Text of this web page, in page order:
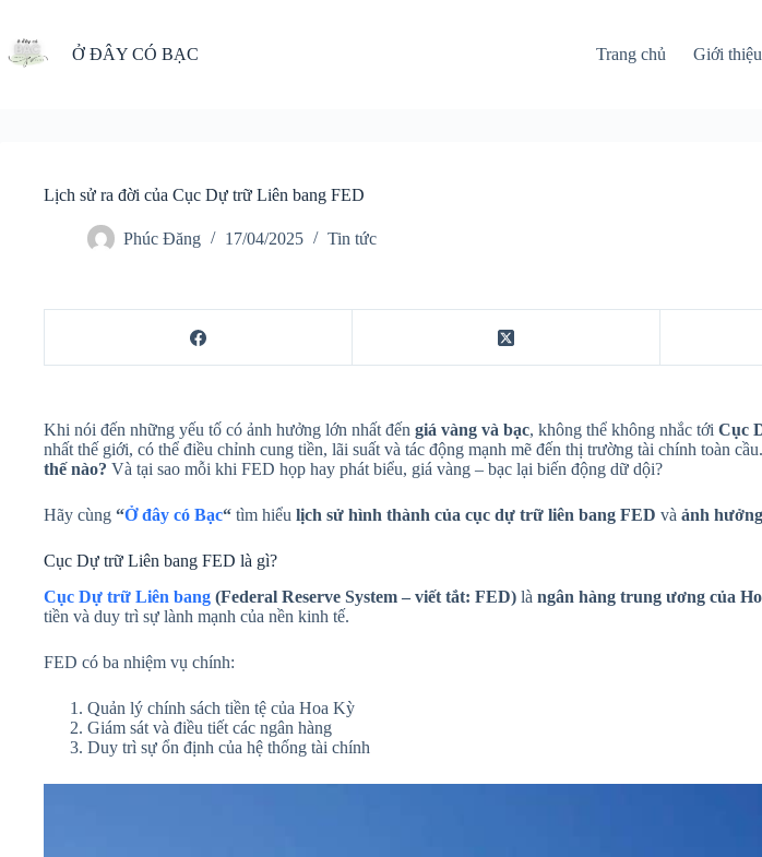
phần
nội
Ở ĐÂY CÓ BẠC Trang chủ Giới thiệu
Lịch sử ra đời của Cục Dự trữ Liên bang FED
Phúc Đăng 17/04/2025 Tin tức
Khi nói đến những yếu tố có ảnh hưởng lớn nhất đến giá vàng và bạc, không thể không nhắc tới Cục
nhất thế giới, có thể điều chỉnh cung tiền, lãi suất và tác động mạnh mẽ đến thị trường tài chính toàn
thế nào? Và tại sao mỗi khi FED họp hay phát biểu, giá vàng – bạc lại biến động dữ dội?
Hãy cùng “Ở đây có Bạc“ tìm hiểu lịch sử hình thành của cục dự trữ liên bang FED và ảnh
Cục Dự trữ Liên bang FED là gì?
Cục Dự trữ Liên bang (Federal Reserve System – viết tắt: FED) là ngân hàng trung ương của
tiền và duy trì sự lành mạnh của nền kinh tế.
FED có ba nhiệm vụ chính:
Quản lý chính sách tiền tệ của Hoa Kỳ
Giám sát và điều tiết các ngân hàng
Duy trì sự ổn định của hệ thống tài chính